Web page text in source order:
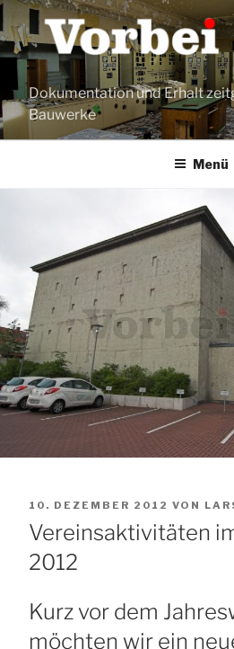
Zum
Inhalt
springen
Dokumentation und Erhalt
Bauwerke
Menü
VERÖFFENTLICHT
AM
10. DEZEMBER 2012 VON
Vereinsaktivitäten
2012
Kurz vor dem
möchten wir ein